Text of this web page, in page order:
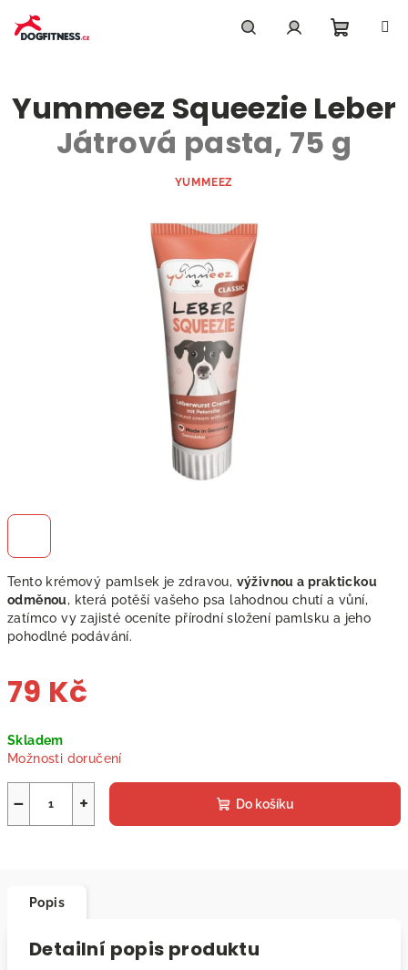
obsah
košík
Tento krémový pamlsek je zdravou, výživnou a praktickou
odměnou, která potěší vašeho psa lahodnou chutí a vůní,
zatímco vy zajisté oceníte přírodní složení pamlsku a jeho
pohodlné podávání.
79 Kč
cena:
Skladem
Možnosti doručení
+
− Do košíku
Yummeez Squeezie Leber
Játrová pasta, 75 g
YUMMEEZ
Popis
Detailní popis produktu